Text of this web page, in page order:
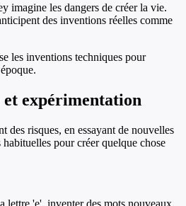
imagine les dangers de créer la vie.
des inventions réelles comme
les inventions techniques pour
expérimentation
des risques, en essayant de nouvelles
pour créer quelque chose
lettre 'e', inventer des mots nouveaux,